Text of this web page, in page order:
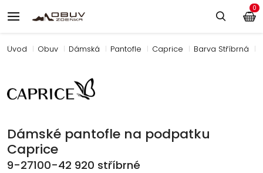
Úvod Obuv Dámská Pantofle Caprice Barva Stříbrná
Dámské pantofle na podpatku
Caprice
9-27100-42 920 stříbrné
0